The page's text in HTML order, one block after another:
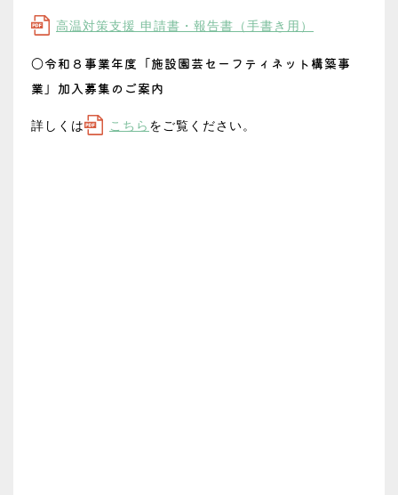
高温対策支援 申請書・報告書（手書き用）
〇令和８事業年度「施設園芸セーフティネット構築事
業」加入募集のご案内
詳しくは こちら をご覧ください。